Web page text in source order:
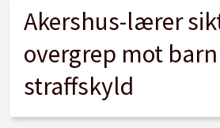
Akershus-lærer
overgrep mot
straffskyld